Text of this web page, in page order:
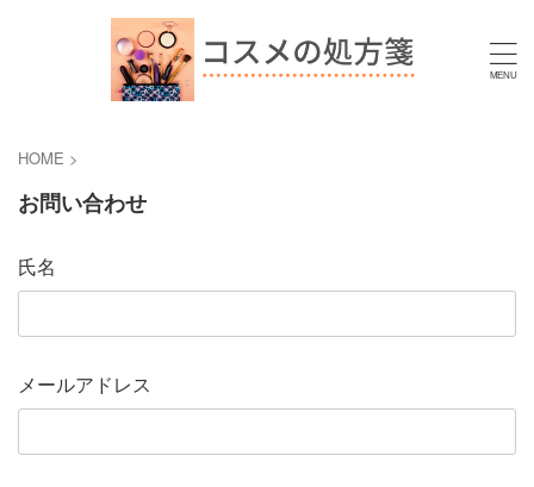
HOME >
お問い合わせ
氏名
メールアドレス